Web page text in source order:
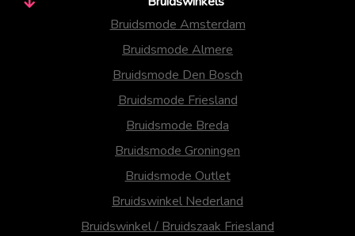
Bruidsmode Amsterdam
Bruidsmode Almere
Bruidsmode Den Bosch
Bruidsmode Friesland
Bruidsmode Breda
Bruidsmode Groningen
Bruidsmode Outlet
Bruidswinkel Nederland
Bruidswinkel / Bruidszaak Friesland